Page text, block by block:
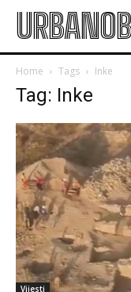
Home Tags Inke
Tag: Inke
Vijesti